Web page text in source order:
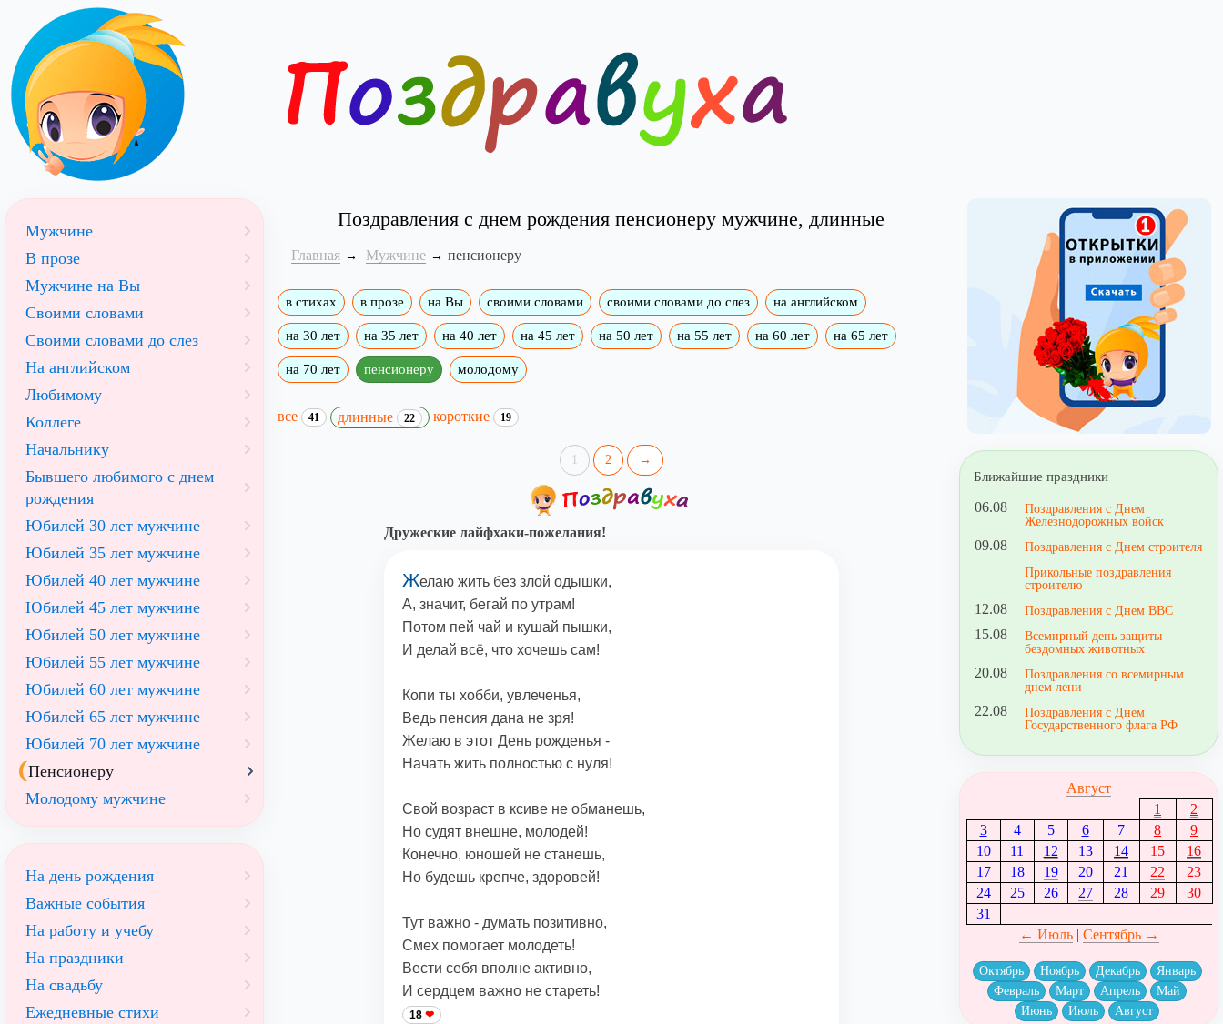
Поздравления с днем рождения пенсионеру мужчине, длинные
Главная Мужчине пенсионеру
в стихах в прозе на Вы своими словами своими словами до слез на английском
на 30 лет на 35 лет на 40 лет на 45 лет на 50 лет на 55 лет на 60 лет на 65 лет
на 70 лет пенсионеру молодому
все 41 длинные 22 короткие 19
1 2 →
Дружеские лайфхаки-пожелания!
Желаю жить без злой одышки,
А, значит, бегай по утрам!
Потом пей чай и кушай пышки,
И делай всё, что хочешь сам!
Копи ты хобби, увлеченья,
Ведь пенсия дана не зря!
Желаю в этот День рожденья -
Начать жить полностью с нуля!
Свой возраст в ксиве не обманешь,
Но судят внешне, молодей!
Конечно, юношей не станешь,
Но будешь крепче, здоровей!
Тут важно - думать позитивно,
Смех помогает молодеть!
Вести себя вполне активно,
И сердцем важно не стареть!
18
Мужчине
В прозе
Мужчине на Вы
Своими словами
Своими словами до слез
На английском
Любимому
Коллеге
Начальнику
Бывшего любимого с днем
рождения
Юбилей 30 лет мужчине
Юбилей 35 лет мужчине
Юбилей 40 лет мужчине
Юбилей 45 лет мужчине
Юбилей 50 лет мужчине
Юбилей 55 лет мужчине
Юбилей 60 лет мужчине
Юбилей 65 лет мужчине
Юбилей 70 лет мужчине
Пенсионеру
Молодому мужчине
На день рождения
Важные события
На работу и учебу
На праздники
На свадьбу
Ежедневные стихи
Ближайшие праздники
06.08
Поздравления с Днем
Железнодорожных войск
09.08
Поздравления с Днем строителя
Прикольные поздравления
строителю
12.08 Поздравления с Днем ВВС
15.08
Всемирный день защиты
бездомных животных
20.08
Поздравления со всемирным
днем лени
22.08
Поздравления с Днем
Государственного флага РФ
Август
1
2
3
4 5 6 7 8
9
10
11 12 13 14 15
16
17
18 19 20 21 22
23
24
25 26 27 28 29
30
31
← Июль| Сентябрь →
Октябрь Ноябрь Декабрь
Январь
Февраль
Март Апрель
Май
Июнь
Июль Август